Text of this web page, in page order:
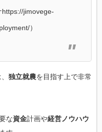
https://jimovege-
）
独立就農を目指す上で非常
な資金計画や経営ノウハウ